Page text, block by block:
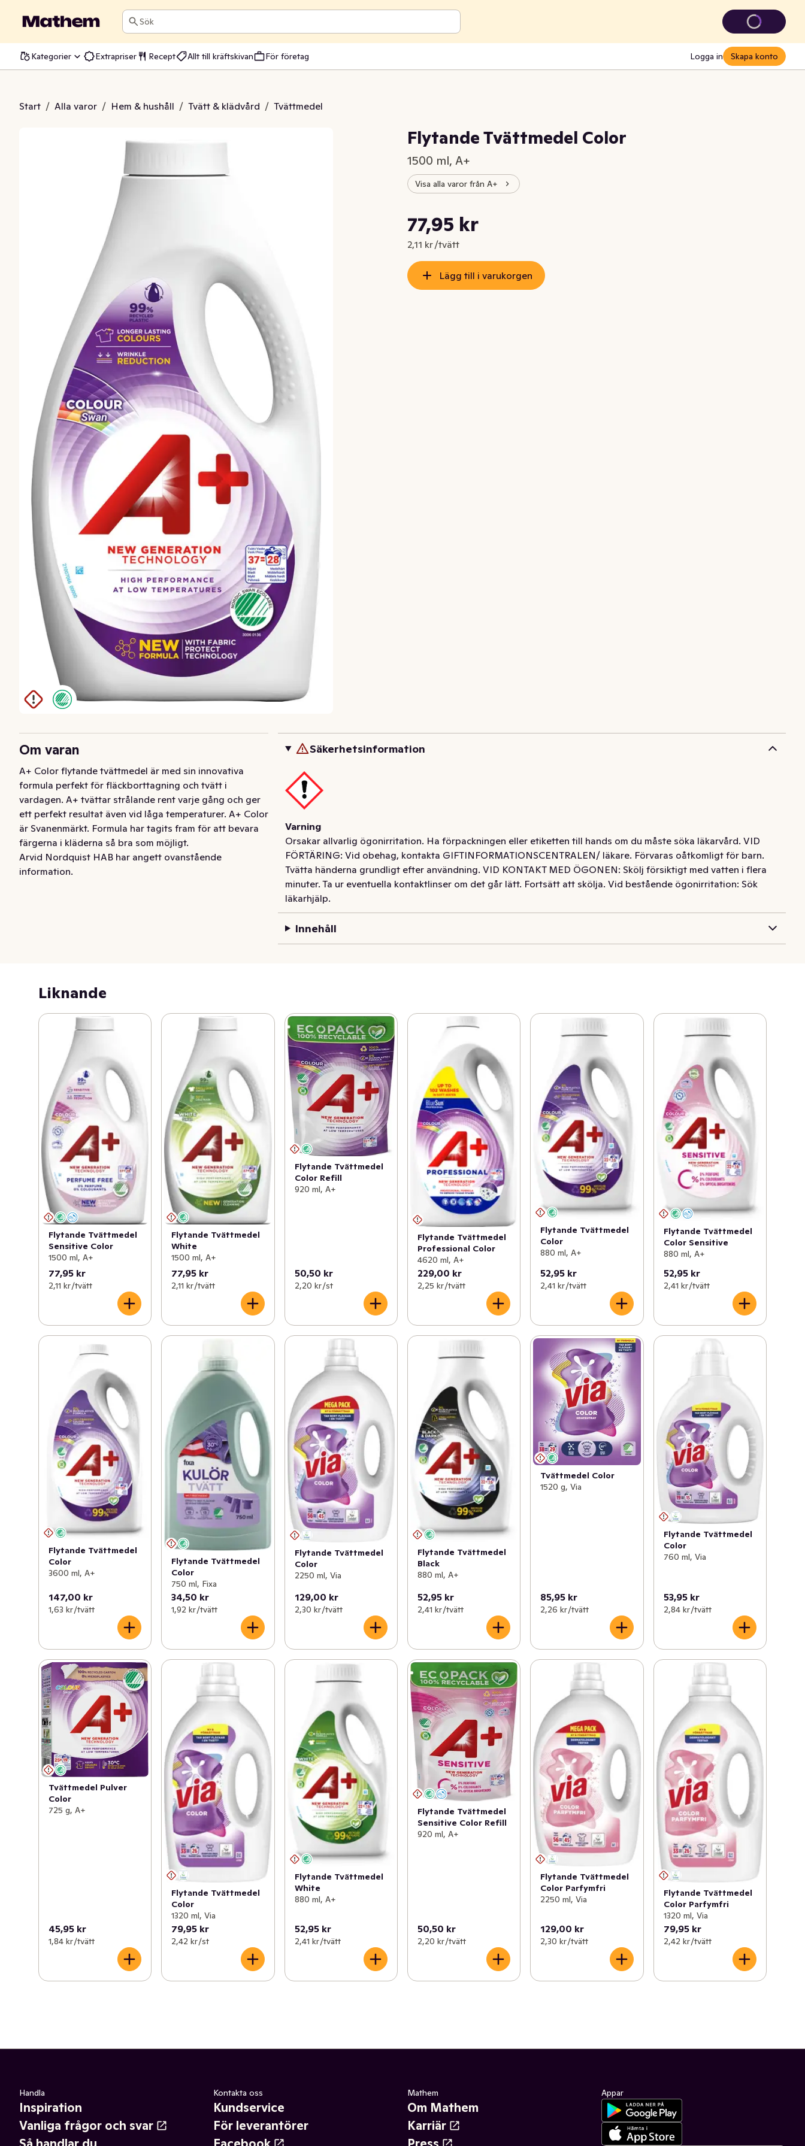
Sök
Kategorier Extrapriser Recept Allt till kräftskivan För företag Logga in Skapa konto
Start / Alla varor / Hem & hushåll / Tvätt & klädvård / Tvättmedel
Color
Flytande Tvättmedel Color
1500 ml, A+
Visa alla varor från A+
Nuvarande pris är: 77,95 kr
77,95 kr
2,11 kr /tvätt
Styckpris: 2,11 kr /tvätt
Lägg till i varukorgen
Om varan
A+ Color flytande tvättmedel är med sin innovativa
formula perfekt för fläckborttagning och tvätt i
vardagen. A+ tvättar strålande rent varje gång och ger
ett perfekt resultat även vid låga temperaturer. A+ Color
är Svanenmärkt. Formula har tagits fram för att bevara
färgerna i kläderna så bra som möjligt.
Arvid Nordquist HAB har angett ovanstående
information.
Säkerhetsinformation
Varning
Orsakar allvarlig ögonirritation. Ha förpackningen eller etiketten till hands om du måste söka läkarvård. VID
FÖRTÄRING: Vid obehag, kontakta GIFTINFORMATIONSCENTRALEN/ läkare. Förvaras oåtkomligt för barn.
Tvätta händerna grundligt efter användning. VID KONTAKT MED ÖGONEN: Skölj försiktigt med vatten i flera
minuter. Ta ur eventuella kontaktlinser om det går lätt. Fortsätt att skölja. Vid bestående ögonirritation: Sök
läkarhjälp.
Innehåll
Liknande
Flytande Tvättmedel
Sensitive Color
1500 ml, A+
77,95 kr
2,11 kr /tvätt
Flytande Tvättmedel
White
1500 ml, A+
77,95 kr
2,11 kr /tvätt
Flytande Tvättmedel
Color Refill
920 ml, A+
50,50 kr
2,20 kr /st
Flytande Tvättmedel
Professional Color
4620 ml, A+
229,00 kr
2,25 kr /tvätt
Flytande Tvättmedel
Color
880 ml, A+
52,95 kr
2,41 kr /tvätt
Flytande Tvättmedel
Color Sensitive
880 ml, A+
52,95 kr
2,41 kr /tvätt
Flytande Tvättmedel
Color
3600 ml, A+
147,00 kr
1,63 kr /tvätt
Flytande Tvättmedel
Color
750 ml, Fixa
34,50 kr
1,92 kr /tvätt
Flytande Tvättmedel
Color
2250 ml, Via
129,00 kr
2,30 kr /tvätt
Flytande Tvättmedel
Black
880 ml, A+
52,95 kr
2,41 kr /tvätt
Tvättmedel Color
1520 g, Via
85,95 kr
2,26 kr /tvätt
Flytande Tvättmedel
Color
760 ml, Via
53,95 kr
2,84 kr /tvätt
Tvättmedel Pulver
Color
725 g, A+
45,95 kr
1,84 kr /tvätt
Flytande Tvättmedel
Color
1320 ml, Via
79,95 kr
2,42 kr /st
Flytande Tvättmedel
White
880 ml, A+
52,95 kr
2,41 kr /tvätt
Flytande Tvättmedel
Sensitive Color Refill
920 ml, A+
50,50 kr
2,20 kr /tvätt
Flytande Tvättmedel
Color Parfymfri
2250 ml, Via
129,00 kr
2,30 kr /tvätt
Flytande Tvättmedel
Color Parfymfri
1320 ml, Via
79,95 kr
2,42 kr /tvätt
Handla
Inspiration
Vanliga frågor och svar
Kontakta oss
Kundservice
För leverantörer
Mathem
Om Mathem
Karriär
Appar